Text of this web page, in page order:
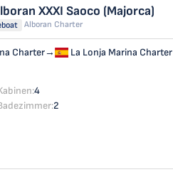
XXXI Saoco (Majorca)
Alboran Charter
Charter→ La Lonja Marina Charter
4
2